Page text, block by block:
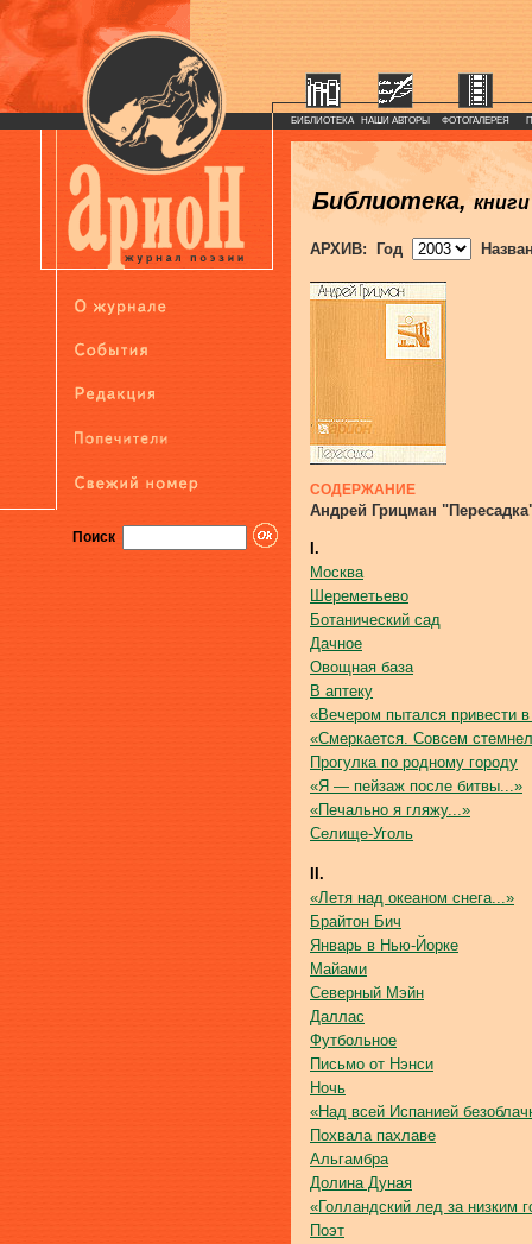
Поиск
БИБЛИОТЕКА НАШИ АВТОРЫ ФОТОГАЛЕРЕЯ
Библиотека, книги
АРХИВ: Год
СОДЕРЖАНИЕ
Андрей Грицман
I.
Москва
Шереметьево
Ботанический сад
Дачное
Овощная база
В аптеку
«Вечером пытался привести
«Смеркается. Совсем
Прогулка по родному городу
«Я — пейзаж после битвы...»
«Печально я гляжу...»
Селище-Уголь
II.
«Летя над океаном снега...»
Брайтон Бич
Январь в Нью-Йорке
Майами
Северный Мэйн
Даллас
Футбольное
Письмо от Нэнси
Ночь
«Над всей Испанией
Похвала пахлаве
Альгамбра
Долина Дуная
«Голландский лед за низким
Поэт